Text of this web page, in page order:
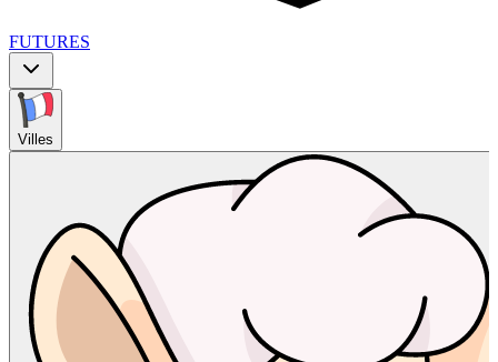
FUTURES
Villes